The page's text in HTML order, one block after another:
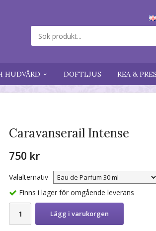
HUDVÅRD DOFTLJUS REA &
Caravanserail Intense
750 kr
Valalternativ
Finns i lager för omgående leverans
Lägg i varukorgen